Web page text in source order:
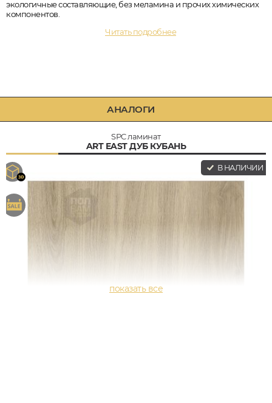
экологичные составляющие, без меламина и прочих химических
компонентов.
Читать подробнее
АНАЛОГИ
SPC ламинат
ART EAST ДУБ КУБАНЬ
В НАЛИЧИИ